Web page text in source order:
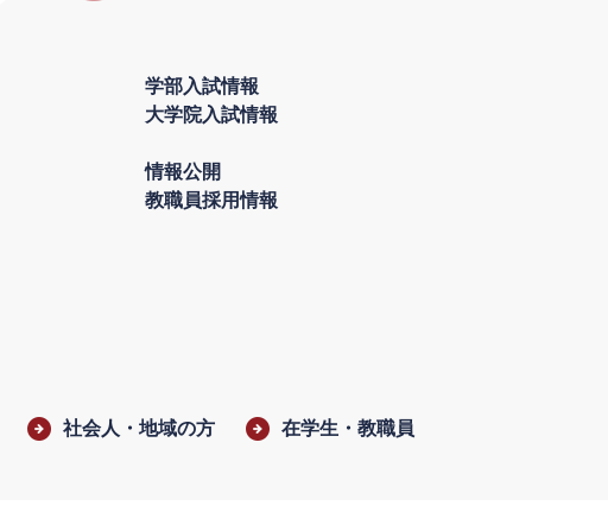
学部入試情報
大学院入試情報
情報公開
教職員採用情報
社会人・地域の方 在学生・教職員